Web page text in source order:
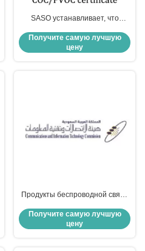
SASO устанавливает, что
иметь сертификат таможенного
оформления COC
Получите самую лучшую
цену
Продукты беспроводной связи
сертификацию CITC в
Саудовской Аравии
Получите самую лучшую
цену